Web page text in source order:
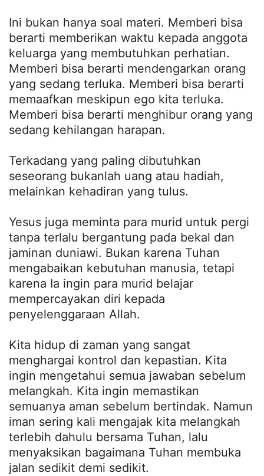
Ini bukan hanya soal materi. Memberi bisa
berarti memberikan waktu kepada anggota
keluarga yang membutuhkan perhatian.
Memberi bisa berarti mendengarkan orang
yang sedang terluka. Memberi bisa berarti
memaafkan meskipun ego kita terluka.
Memberi bisa berarti menghibur orang yang
sedang kehilangan harapan.
Terkadang yang paling dibutuhkan
seseorang bukanlah uang atau hadiah,
melainkan kehadiran yang tulus.
Yesus juga meminta para murid untuk pergi
tanpa terlalu bergantung pada bekal dan
jaminan duniawi. Bukan karena Tuhan
mengabaikan kebutuhan manusia, tetapi
karena Ia ingin para murid belajar
mempercayakan diri kepada
penyelenggaraan Allah.
Kita hidup di zaman yang sangat
menghargai kontrol dan kepastian. Kita
ingin mengetahui semua jawaban sebelum
melangkah. Kita ingin memastikan
semuanya aman sebelum bertindak. Namun
iman sering kali mengajak kita melangkah
terlebih dahulu bersama Tuhan, lalu
menyaksikan bagaimana Tuhan membuka
jalan sedikit demi sedikit.